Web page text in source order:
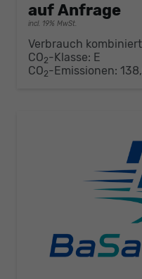
auf Anfrage
incl. 19% MwSt.
Verbrauch
CO2-Klasse: E
CO2-Emissionen: